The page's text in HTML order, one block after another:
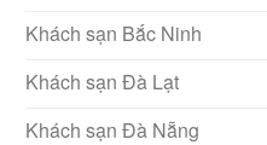
Khách sạn Bắc Ninh
Khách sạn Đà Lạt
Khách sạn Đà Nẵng